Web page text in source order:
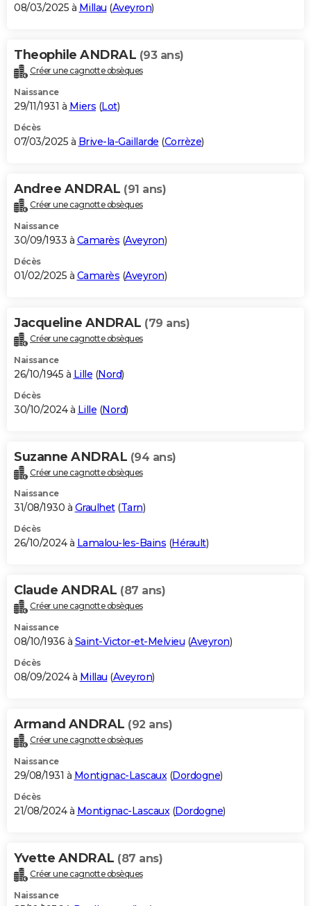
08/03/2025 à Millau (Aveyron)
Theophile ANDRAL (93 ans)
Créer une cagnotte obsèques
Naissance
29/11/1931 à Miers (Lot)
Décès
07/03/2025 à Brive-la-Gaillarde (Corrèze)
Andree ANDRAL (91 ans)
Créer une cagnotte obsèques
Naissance
30/09/1933 à Camarès (Aveyron)
Décès
01/02/2025 à Camarès (Aveyron)
Jacqueline ANDRAL (79 ans)
Créer une cagnotte obsèques
Naissance
26/10/1945 à Lille (Nord)
Décès
30/10/2024 à Lille (Nord)
Suzanne ANDRAL (94 ans)
Créer une cagnotte obsèques
Naissance
31/08/1930 à Graulhet(Tarn)
Décès
26/10/2024 à Lamalou-les-Bains (Hérault)
Claude ANDRAL (87 ans)
Créer une cagnotte obsèques
Naissance
08/10/1936 à Saint-Victor-et-Melvieu (Aveyron)
Décès
08/09/2024 à Millau (Aveyron)
Armand ANDRAL (92 ans)
Créer une cagnotte obsèques
Naissance
29/08/1931 à Montignac-Lascaux(Dordogne)
Décès
21/08/2024 à Montignac-Lascaux(Dordogne)
Yvette ANDRAL (87 ans)
Créer une cagnotte obsèques
Naissance